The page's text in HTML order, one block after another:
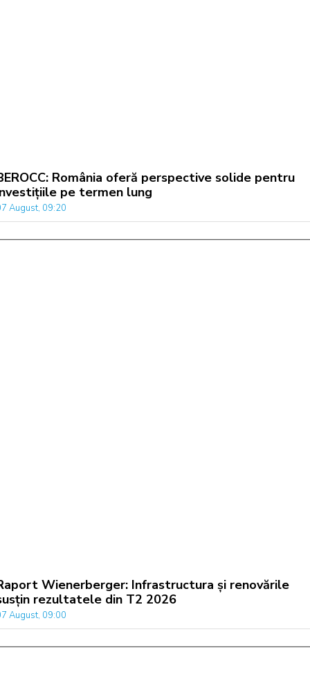
România oferă perspective solide pentru
pe termen lung
August, 09:20
Wienerberger: Infrastructura și renovările
rezultatele din T2 2026
August, 09:00